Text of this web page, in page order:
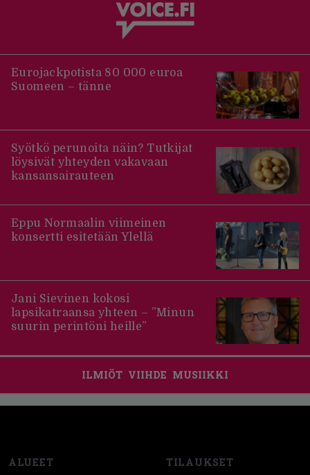
Eurojackpotista 80 000 euroa
Suomeen – tänne
Syötkö perunoita näin? Tutkijat
löysivät yhteyden vakavaan
kansansairauteen
Eppu Normaalin viimeinen
konsertti esitetään Ylellä
Jani Sievinen kokosi
lapsikatraansa yhteen – ”Minun
suurin perintöni heille”
ILMIÖT VIIHDE MUSIIKKI
ALUEET TILAUKSET